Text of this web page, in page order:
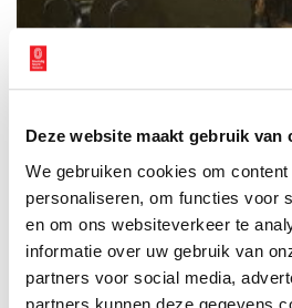
Deze website maakt gebruik van
We gebruiken cookies om
personaliseren, om functies voor
en om ons websiteverkeer te
informatie over uw gebruik van
partners voor social media,
partners kunnen deze gegevens
Zo komen we de donkere
man op de afbeelding hieronder
lekker warm bij het vuur en naast
tafel. Op de achtergrond zijn
te zien. Kolven is een traditioneel
met een soort houten golfclub een
slaan. Kortom, dit maandbordje voor